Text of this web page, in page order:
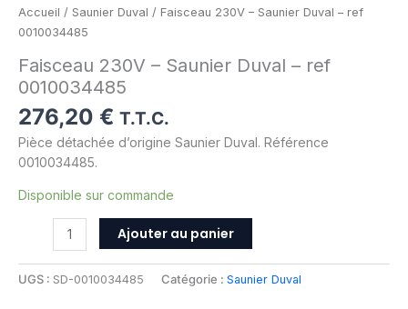
Accueil / Saunier Duval / Faisceau 230V – Saunier Duval – ref
0010034485
Faisceau 230V – Saunier Duval – ref
0010034485
276,20 € T.T.C.
Pièce détachée d’origine Saunier Duval. Référence
0010034485.
Disponible sur commande
Ajouter au panier
UGS : SD-0010034485 Catégorie : Saunier Duval